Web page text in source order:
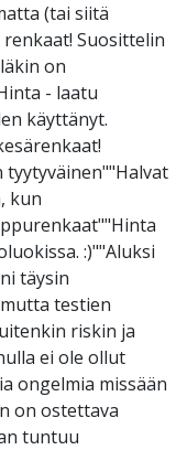
(tai siitä
Suosittelin
on
- laatu
käyttänyt.
kun
:)""Aluksi
täysin
testien
riskin ja
ei ole ollut
ongelmia missään
on ostettava
tuntuu